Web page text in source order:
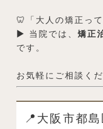
🦷「大人の矯正っ
▶ 当院では、矯正
です。
お気軽にご相談くだ
📍大阪市都